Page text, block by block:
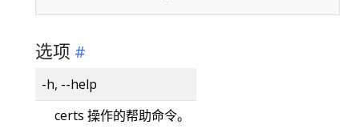
选项
-h, --help
certs 操作的帮助命令。